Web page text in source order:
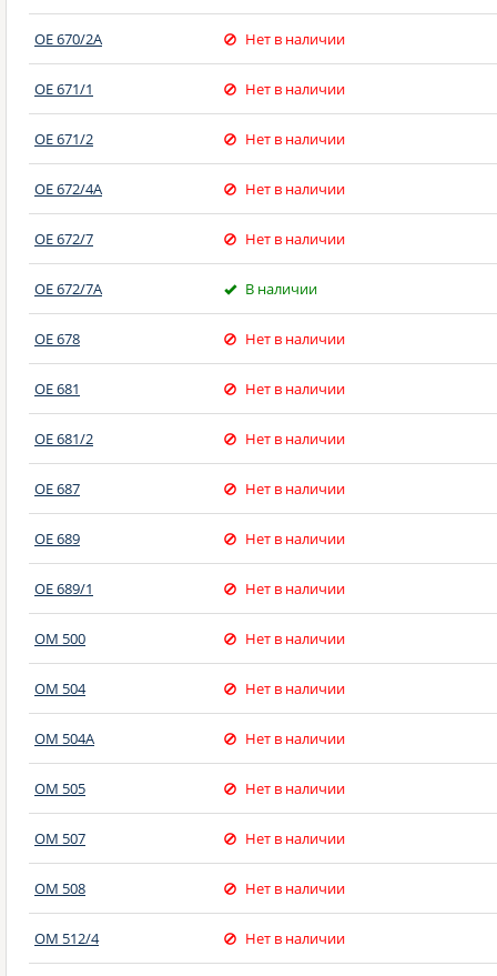
OE 670/2A Нет в наличии
OE 671/1 Нет в наличии
OE 671/2 Нет в наличии
OE 672/4A Нет в наличии
OE 672/7 Нет в наличии
OE 672/7A В наличии
OE 678 Нет в наличии
OE 681 Нет в наличии
OE 681/2 Нет в наличии
OE 687 Нет в наличии
OE 689 Нет в наличии
OE 689/1 Нет в наличии
OM 500 Нет в наличии
OM 504 Нет в наличии
OM 504A Нет в наличии
OM 505 Нет в наличии
OM 507 Нет в наличии
OM 508 Нет в наличии
OM 512/4 Нет в наличии